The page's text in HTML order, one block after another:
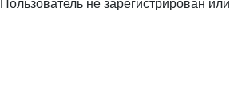
Пользователь не зарегистрирован